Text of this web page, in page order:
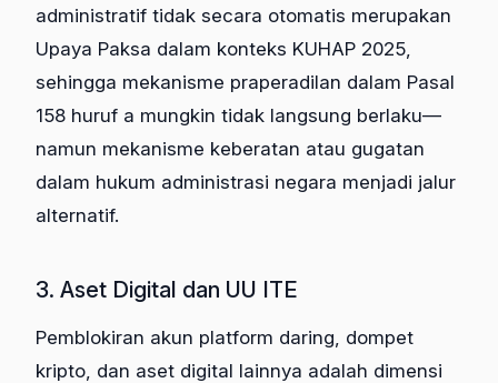
administratif tidak secara otomatis merupakan
Upaya Paksa dalam konteks KUHAP 2025,
sehingga mekanisme praperadilan dalam Pasal
158 huruf a mungkin tidak langsung berlaku—
namun mekanisme keberatan atau gugatan
dalam hukum administrasi negara menjadi jalur
alternatif.
3. Aset Digital dan UU ITE
Pemblokiran akun platform daring, dompet
kripto, dan aset digital lainnya adalah dimensi